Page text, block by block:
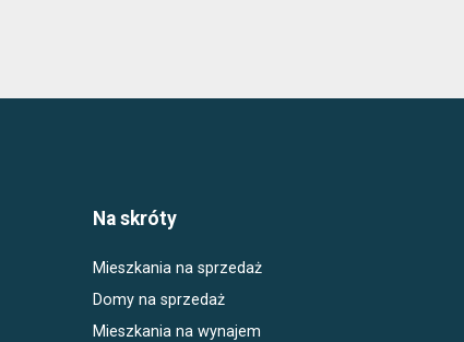
Na skróty
Mieszkania na sprzedaż
Domy na sprzedaż
Mieszkania na wynajem